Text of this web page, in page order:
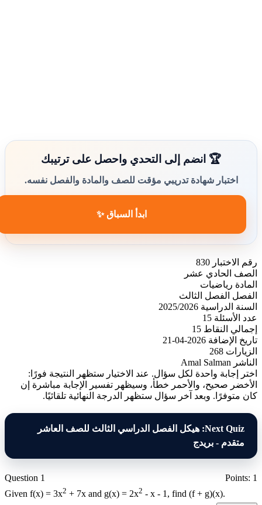
🏆 انضم إلى التحدي واحصل على ترتيبك
اختبار شهادة تدريبي مؤقت للصف والمادة والفصل نفسه.
ابدأ السباق ✨
رقم الاختبار 830
الصف
الحادي عشر
المادة رياضيات
الفصل
الفصل الثالث
السنة الدراسية 2025/2026
عدد الأسئلة 15
إجمالي النقاط 15
تاريخ الإضافة 2026-04-21
الزيارات 268
الناشر Amal Salman
اختر إجابة واحدة لكل سؤال. عند الاختيار ستظهر النتيجة فورًا:
الأخضر صحيح، والأحمر خطأ، وسيظهر تفسير الإجابة مباشرة إن
كان متوفرًا. وبعد آخر سؤال ستظهر الدرجة النهائية تلقائيًا.
Next Quiz: هيكل الفصل الدراسي الثالث للصف العاشر
متقدم - بريدج
Question 1
Points: 1
Givenf(x) = 3x2 + 7xandg(x) = 2x2 - x - 1 , find(f + g)(x)